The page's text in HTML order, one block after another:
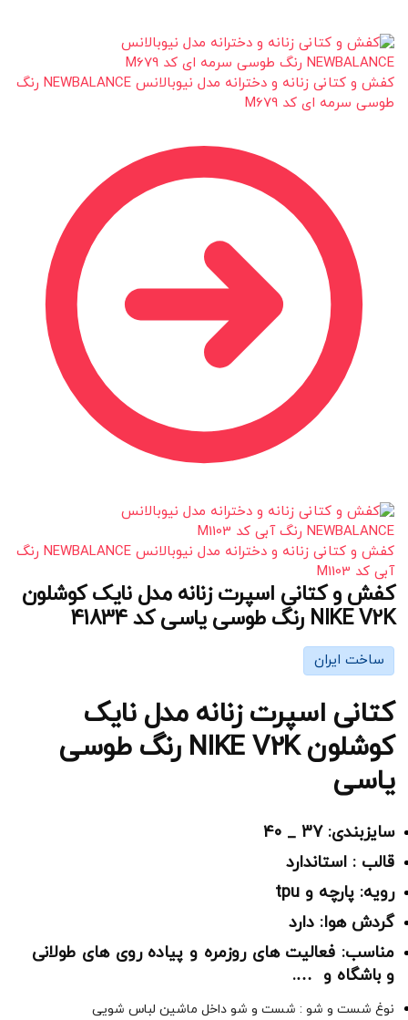
کفش و کتانی زنانه و دخترانه مدل نیوبالانس NEWBALANCE رنگ
طوسی سرمه ای کد M679
کفش و کتانی زنانه و دخترانه مدل نیوبالانس NEWBALANCE رنگ
آبی کد M1103
کفش و کتانی اسپرت زنانه مدل نایک کوشلون
NIKE V2K رنگ طوسی یاسی کد 41834
ساخت ایران
کتانی اسپرت زنانه مدل نایک
کوشلون NIKE V2K رنگ طوسی
یاسی
سایزبندی: 37 _ 40
قالب : استاندارد
رویه: پارچه و tpu
گردش هوا: دارد
مناسب: فعالیت های روزمره و پیاده روی های طولانی
و باشگاه و ….
نوغ شست و شو : شست و شو داخل ماشین لباس شویی